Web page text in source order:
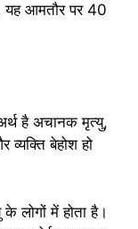
यह आमतौर पर 40
है अचानक मृत्यु,
बेहोश हो
लोगों में होता है।